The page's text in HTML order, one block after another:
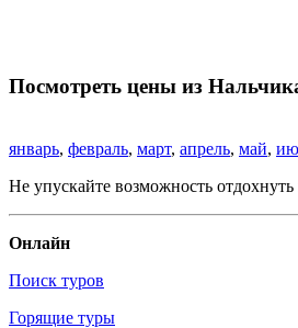
Посмотреть цены из
январь, февраль, март, апрель, май,
Не упускайте возможность
Онлайн
Поиск туров
Горящие туры